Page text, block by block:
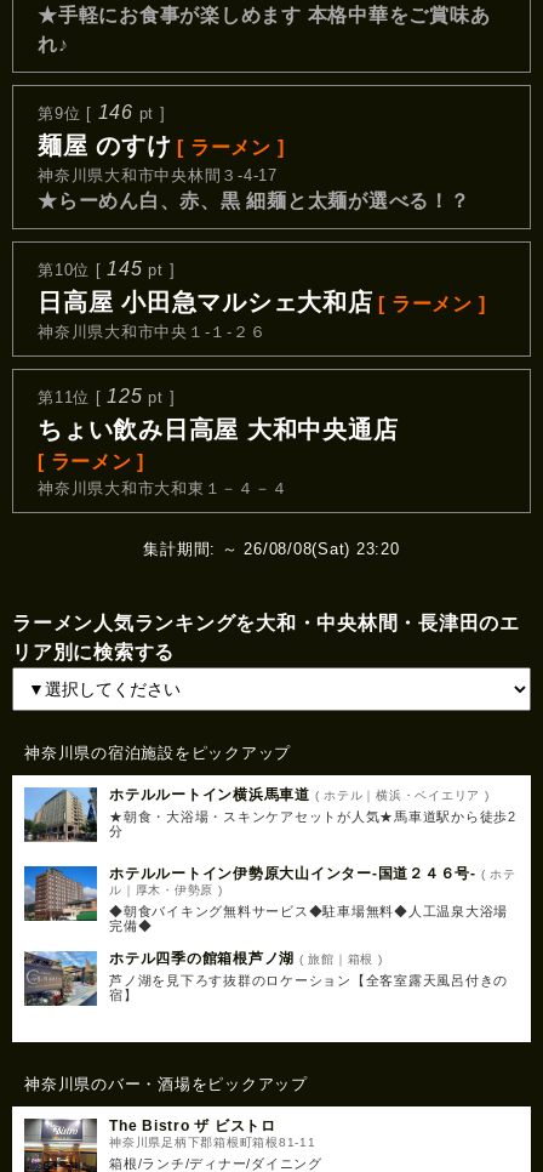
★手軽にお食事が楽しめます 本格中華をご賞味あ
れ♪
第9位 [ 146 pt ]
麺屋 のすけ [ ラーメン ]
神奈川県大和市中央林間３-4-17
★らーめん白、赤、黒 細麺と太麺が選べる！？
第10位 [145 pt ]
日高屋 小田急マルシェ大和店 [ ラーメン ]
神奈川県大和市中央１‐１‐２６
第11位 [125 pt ]
ちょい飲み日高屋 大和中央通店
[ ラーメン ]
神奈川県大和市大和東１－４－４
集計期間: ～ 26/08/08(Sat) 23:20
ラーメン人気ランキングを大和・中央林間・長津田のエ
リア別に検索する
神奈川県の宿泊施設をピックアップ
ホテルルートイン横浜馬車道 ( ホテル｜横浜・ベイエリア )
★朝食・大浴場・スキンケアセットが人気★馬車道駅から徒歩2
分
ホテルルートイン伊勢原大山インター‐国道２４６号‐ ( ホテ
ル｜厚木・伊勢原 )
◆朝食バイキング無料サービス◆駐車場無料◆人工温泉大浴場
完備◆
ホテル四季の館箱根芦ノ湖 ( 旅館｜箱根 )
芦ノ湖を見下ろす抜群のロケーション【全客室露天風呂付きの
宿】
神奈川県のバー・酒場をピックアップ
The Bistro ザ ビストロ
神奈川県足柄下郡箱根町箱根81-11
箱根/ランチ/ディナー/ダイニング